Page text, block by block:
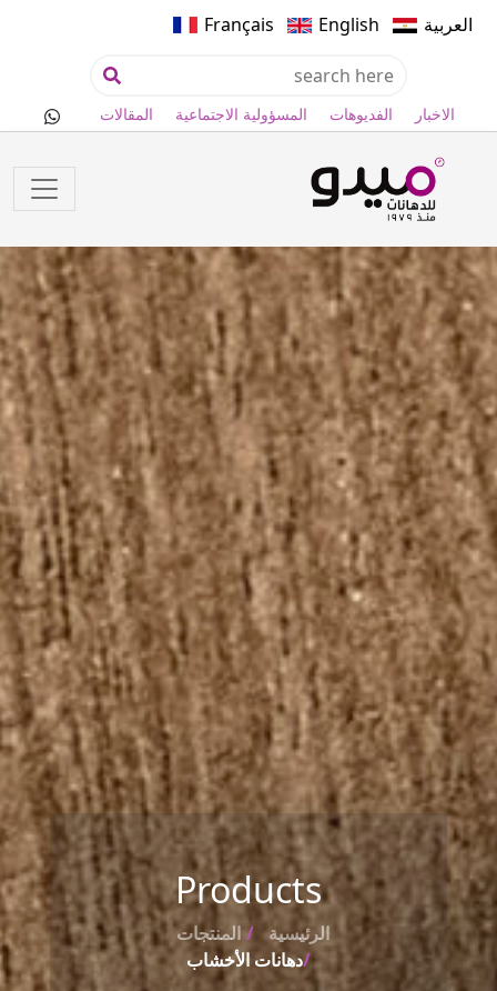
العربية English
Français
الاخبار الفديوهات المسؤولية الاجتماعية المقالات
Products
الرئيسية
المنتجات
دهانات الأخشاب